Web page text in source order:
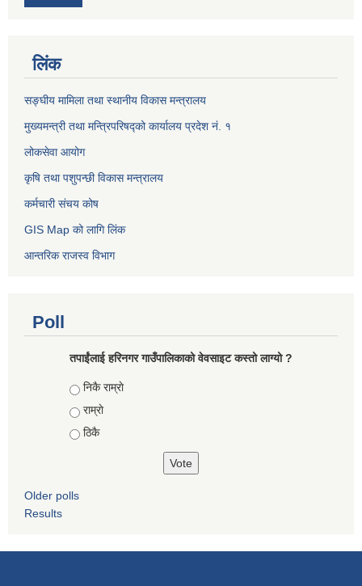
लिंक
सङ्घीय मामिला तथा स्थानीय विकास मन्त्रालय
मुख्यमन्त्री तथा मन्त्रिपरिषद्को कार्यालय प्रदेश नं. १
लोकसेवा आयोग ​​​​
कृषि तथा पशुपन्छी विकास मन्त्रालय
कर्मचारी संचय कोष
GIS Map को लागि लिंक
आन्तरिक राजस्व विभाग
Poll
तपाईंलाई हरिनगर गाउँपालिकाको वेवसाइट कस्तो लाग्यो ?
Choices
निकै राम्राे
राम्राे
ठिकै
Older polls
Results